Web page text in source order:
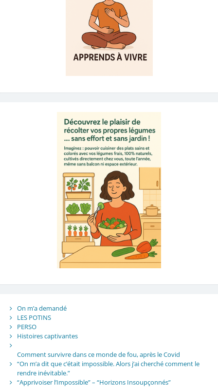
On m’a demandé
LES POTINS
PERSO
Histoires captivantes
Comment survivre dans ce monde de fou, après le Covid
“On m’a dit que c’était impossible. Alors j’ai cherché comment le
rendre inévitable.”
“Apprivoiser l’Impossible” – “Horizons Insoupçonnés”